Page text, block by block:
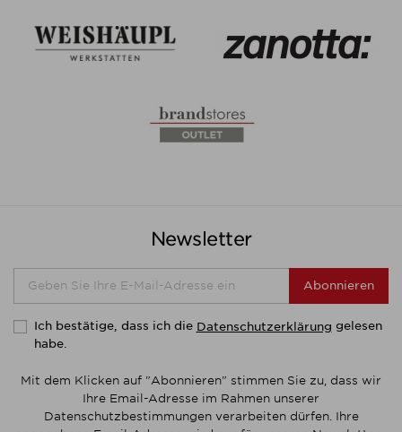
Newsletter
Abonnieren
Ich bestätige, dass ich die Datenschutzerklärung gelesen
habe.
Mit dem Klicken auf "Abonnieren" stimmen Sie zu, dass wir
Ihre Email-Adresse im Rahmen unserer
Datenschutzbestimmungen verarbeiten dürfen. Ihre